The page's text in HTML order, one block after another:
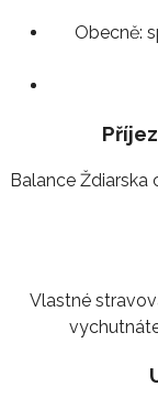
Obecně:
Balance Ždiarska
Vlastné